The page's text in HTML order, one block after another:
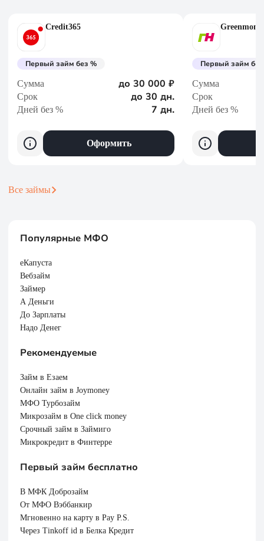
Все займы
Credit365
Первый займ без %
Сумма до 30 000 ₽
Срок до 30 дн.
Дней без % 7 дн.
Оформить
Первый займ без
Сумма
Срок
Дней без %
Популярные МФО
еКапуста
Вебзайм
Займер
А Деньги
До Зарплаты
Надо Денег
Рекомендуемые
Займ в Езаем
Онлайн займ в Joymoney
МФО Турбозайм
Микрозайм в One click money
Срочный займ в Займиго
Микрокредит в Финтерре
Первый займ бесплатно
В МФК Доброзайм
От МФО Вэббанкир
Мгновенно на карту в Pay P.S.
Через Tinkoff id в Белка Кредит